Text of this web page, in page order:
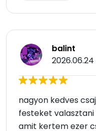
balint
2026.06.24
nagyon kedves
festeket valasztani
amit kertem ezer